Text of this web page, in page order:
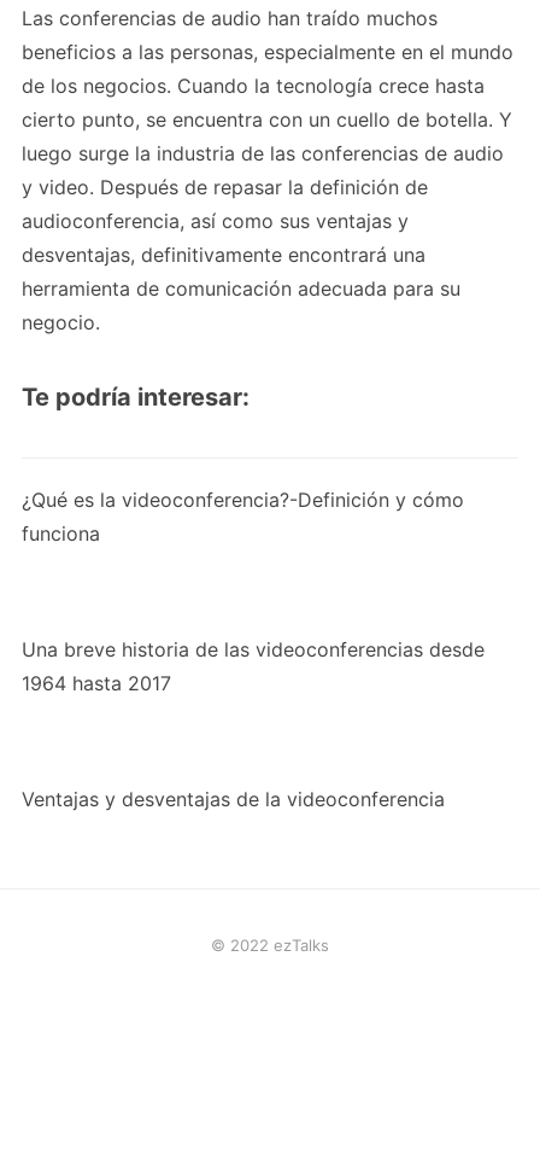
Las conferencias de audio han traído muchos
beneficios a las personas, especialmente en el mundo
de los negocios. Cuando la tecnología crece hasta
cierto punto, se encuentra con un cuello de botella. Y
luego surge la industria de las conferencias de audio
y video. Después de repasar la definición de
audioconferencia, así como sus ventajas y
desventajas, definitivamente encontrará una
herramienta de comunicación adecuada para su
negocio.
Te podría interesar:
¿Qué es la videoconferencia?-Definición y cómo
funciona
Una breve historia de las videoconferencias desde
1964 hasta 2017
Ventajas y desventajas de la videoconferencia
© 2022 ezTalks